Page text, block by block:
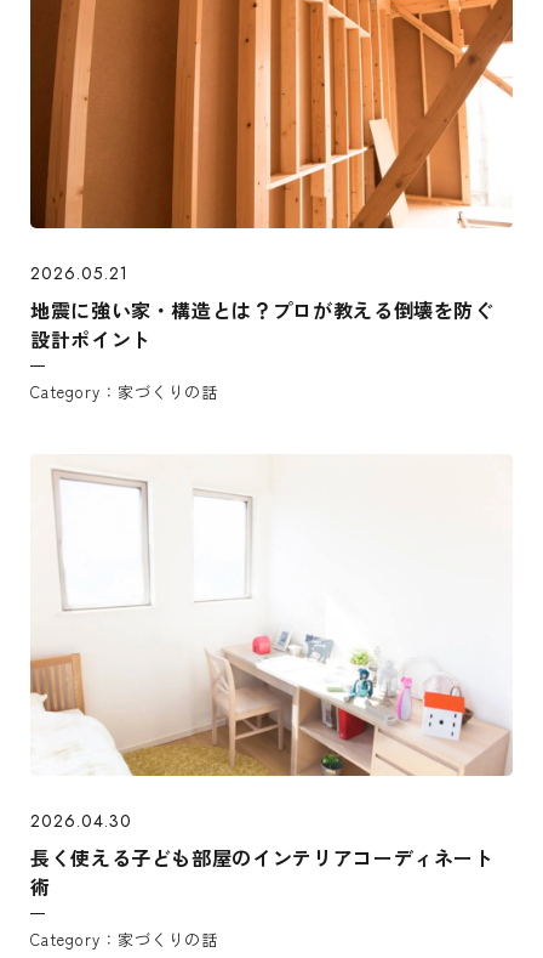
2026.05.21
地震に強い家・構造とは？プロが教える倒壊を防ぐ
設計ポイント
家づくりの話
2026.04.30
長く使える子ども部屋のインテリアコーディネート
術
家づくりの話